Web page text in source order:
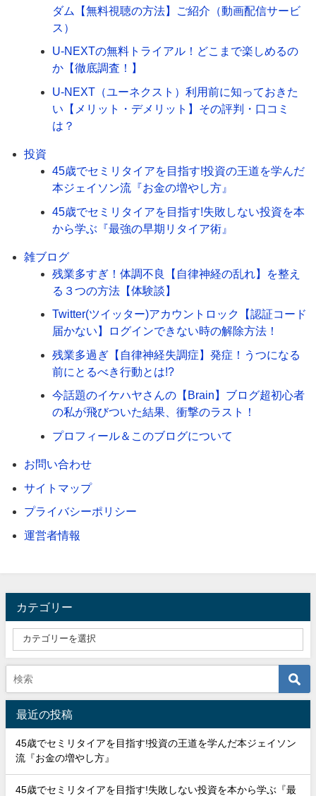
ダム【無料視聴の方法】ご紹介（動画配信サービ
ス）
U-NEXTの無料トライアル！どこまで楽しめるの
か【徹底調査！】
U-NEXT（ユーネクスト）利用前に知っておきた
い【メリット・デメリット】その評判・口コミ
は？
投資
45歳でセミリタイアを目指す!投資の王道を学んだ
本ジェイソン流『お金の増やし方』
45歳でセミリタイアを目指す!失敗しない投資を本
から学ぶ『最強の早期リタイア術』
雑ブログ
残業多すぎ！体調不良【自律神経の乱れ】を整え
る３つの方法【体験談】
Twitter(ツイッター)アカウントロック【認証コード
届かない】ログインできない時の解除方法！
残業多過ぎ【自律神経失調症】発症！うつになる
前にとるべき行動とは!?
今話題のイケハヤさんの【Brain】ブログ超初心者
の私が飛びついた結果、衝撃のラスト！
プロフィール＆このブログについて
お問い合わせ
サイトマップ
プライバシーポリシー
運営者情報
カテゴリー
最近の投稿
45歳でセミリタイアを目指す!投資の王道を学んだ本ジェイソン
流『お金の増やし方』
45歳でセミリタイアを目指す!失敗しない投資を本から学ぶ『最